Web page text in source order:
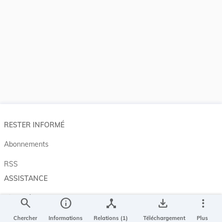
search
Chercher
info
Informations
device_hub
Relations (1)
save_alt
Téléchargement
more_vert
Plus
RESTER INFORMÉ
Abonnements
RSS
ASSISTANCE
Aide et à propos
Projet Casemates